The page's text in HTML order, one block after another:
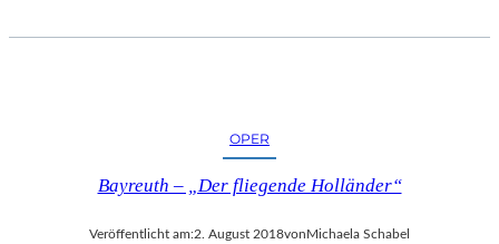
OPER
Bayreuth – „Der fliegende Holländer“
Veröffentlicht am:2. August 2018von Michaela Schabel